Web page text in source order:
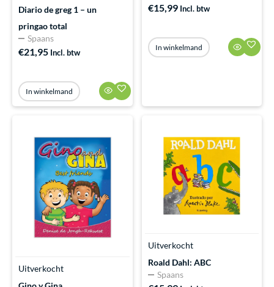
Diario de greg 1 – un
pringao total
Spaans
€21,95 Incl. btw
In winkelmand
€15,99 Incl. btw
In winkelmand
Uitverkocht
Uitverkocht
Roald Dahl: ABC
Spaans